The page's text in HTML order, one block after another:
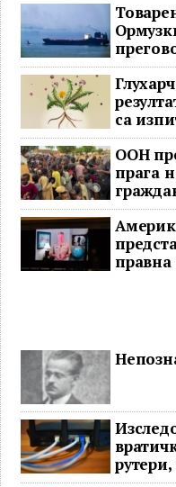
са
ООН
прага